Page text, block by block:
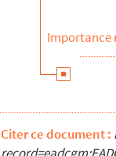
Importance
Citer ce document :